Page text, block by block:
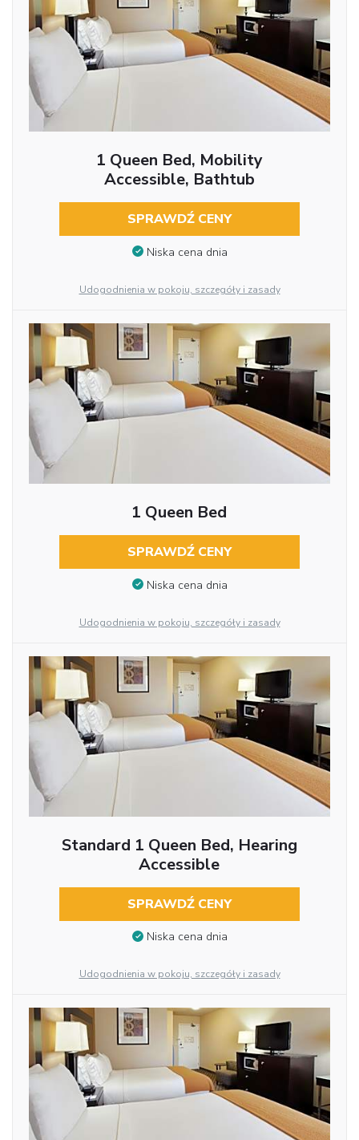
1 Queen Bed, Mobility
Accessible, Bathtub
SPRAWDŹ CENY
Niska cena dnia
Udogodnienia w pokoju, szczegóły i zasady
1 Queen Bed
SPRAWDŹ CENY
Niska cena dnia
Udogodnienia w pokoju, szczegóły i zasady
Standard 1 Queen Bed, Hearing
Accessible
SPRAWDŹ CENY
Niska cena dnia
Udogodnienia w pokoju, szczegóły i zasady